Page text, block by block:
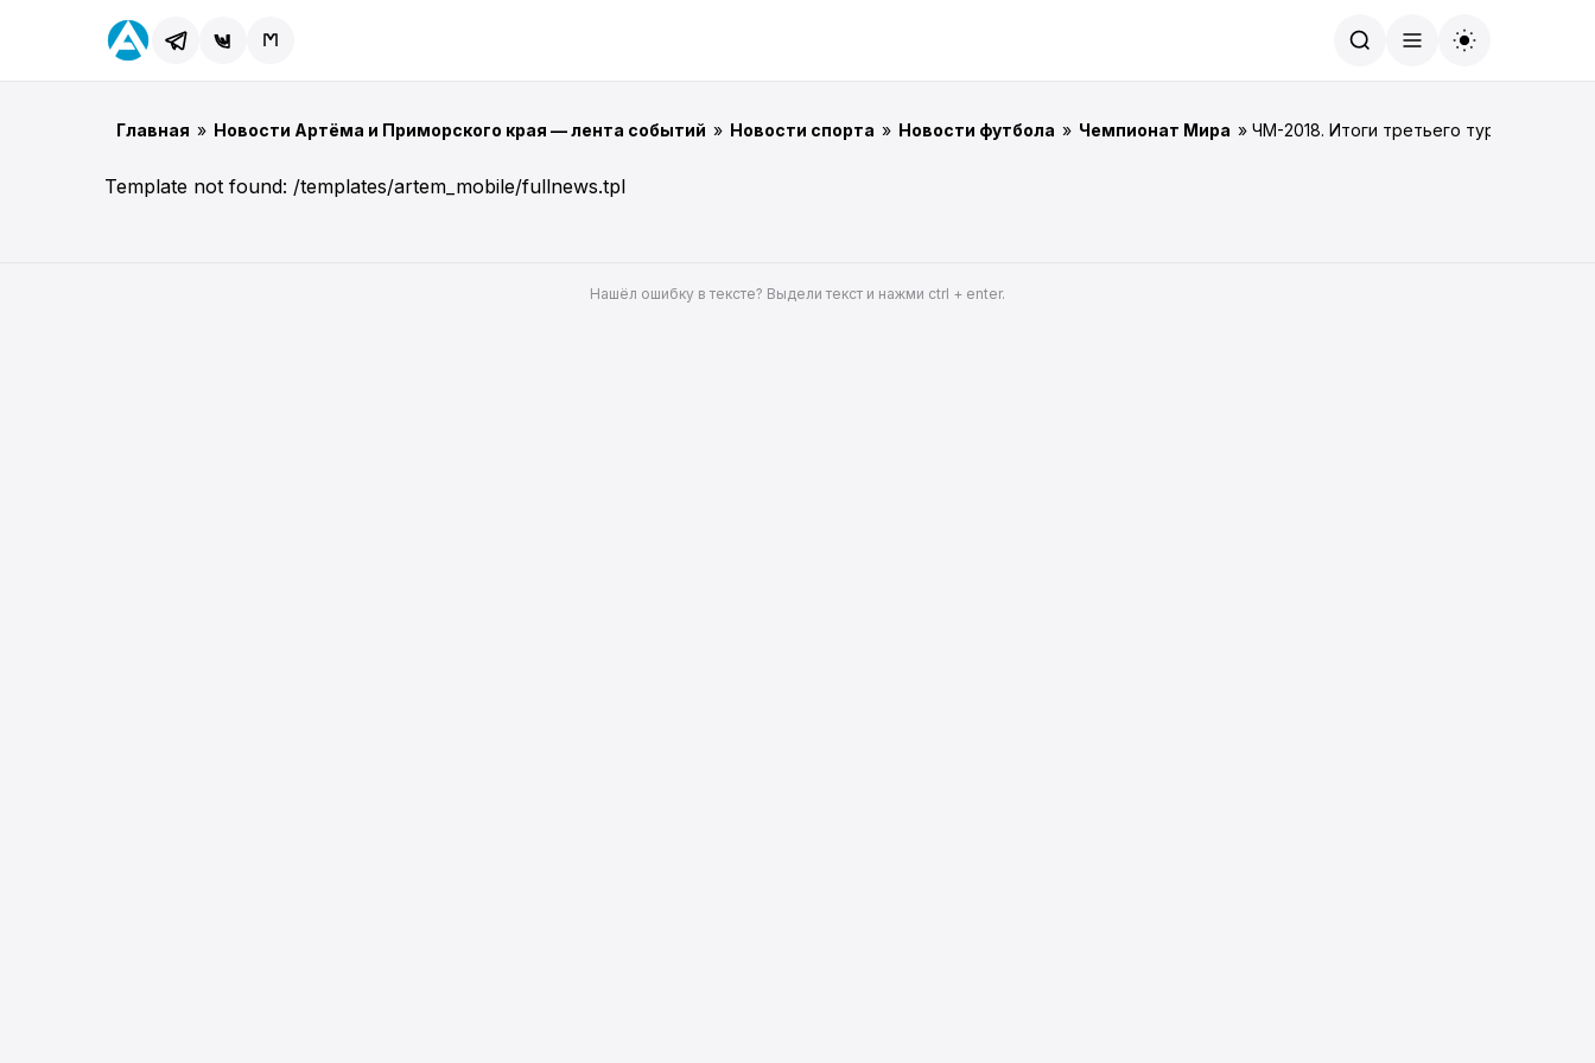
Главная » Новости Артёма и Приморского края — лента событий » Новости спорта » Новости футбола » Чемпионат Мира » ЧМ-2018. Итоги третьего тура
Template not found: /templates/artem_mobile/fullnews.tpl
Нашёл ошибку в тексте? Выдели текст и нажми ctrl + enter.